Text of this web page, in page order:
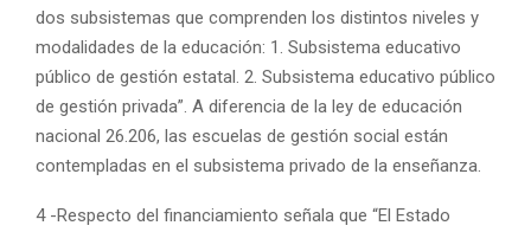
dos subsistemas que comprenden los distintos niveles y
modalidades de la educación: 1. Subsistema educativo
público de gestión estatal. 2. Subsistema educativo público
de gestión privada”. A diferencia de la ley de educación
nacional 26.206, las escuelas de gestión social están
contempladas en el subsistema privado de la enseñanza.
4 -Respecto del financiamiento señala que “El Estado